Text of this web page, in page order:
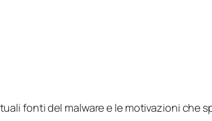
fonti del malware e le motivazioni che